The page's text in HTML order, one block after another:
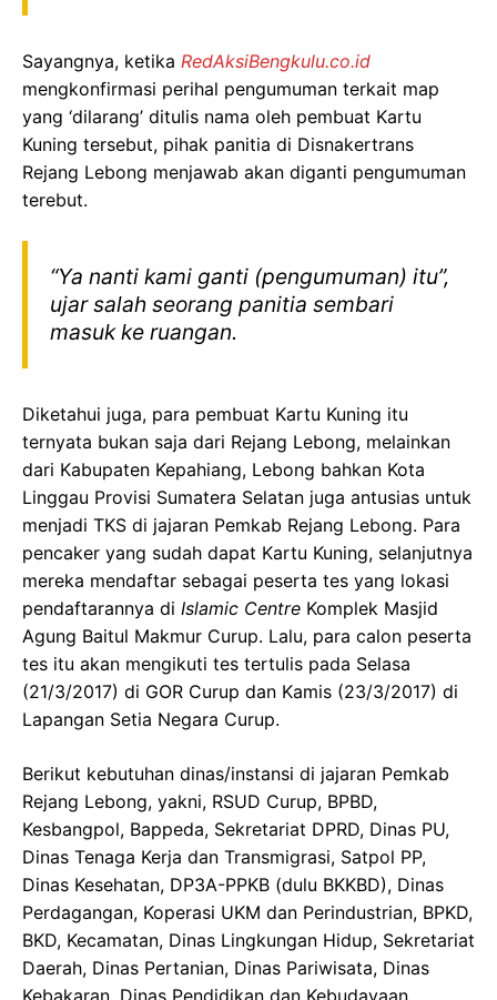
Sayangnya, ketika RedAksiBengkulu.co.id
mengkonfirmasi perihal pengumuman terkait map
yang ‘dilarang’ ditulis nama oleh pembuat Kartu
Kuning tersebut, pihak panitia di Disnakertrans
Rejang Lebong menjawab akan diganti pengumuman
terebut.
“Ya nanti kami ganti (pengumuman) itu”,
ujar salah seorang panitia sembari
masuk ke ruangan.
Diketahui juga, para pembuat Kartu Kuning itu
ternyata bukan saja dari Rejang Lebong, melainkan
dari Kabupaten Kepahiang, Lebong bahkan Kota
Linggau Provisi Sumatera Selatan juga antusias untuk
menjadi TKS di jajaran Pemkab Rejang Lebong. Para
pencaker yang sudah dapat Kartu Kuning, selanjutnya
mereka mendaftar sebagai peserta tes yang lokasi
pendaftarannya di Islamic Centre Komplek Masjid
Agung Baitul Makmur Curup. Lalu, para calon peserta
tes itu akan mengikuti tes tertulis pada Selasa
(21/3/2017) di GOR Curup dan Kamis (23/3/2017) di
Lapangan Setia Negara Curup.
Berikut kebutuhan dinas/instansi di jajaran Pemkab
Rejang Lebong, yakni, RSUD Curup, BPBD,
Kesbangpol, Bappeda, Sekretariat DPRD, Dinas PU,
Dinas Tenaga Kerja dan Transmigrasi, Satpol PP,
Dinas Kesehatan, DP3A-PPKB (dulu BKKBD), Dinas
Perdagangan, Koperasi UKM dan Perindustrian, BPKD,
BKD, Kecamatan, Dinas Lingkungan Hidup, Sekretariat
Daerah, Dinas Pertanian, Dinas Pariwisata, Dinas
Kebakaran, Dinas Pendidikan dan Kebudayaan,